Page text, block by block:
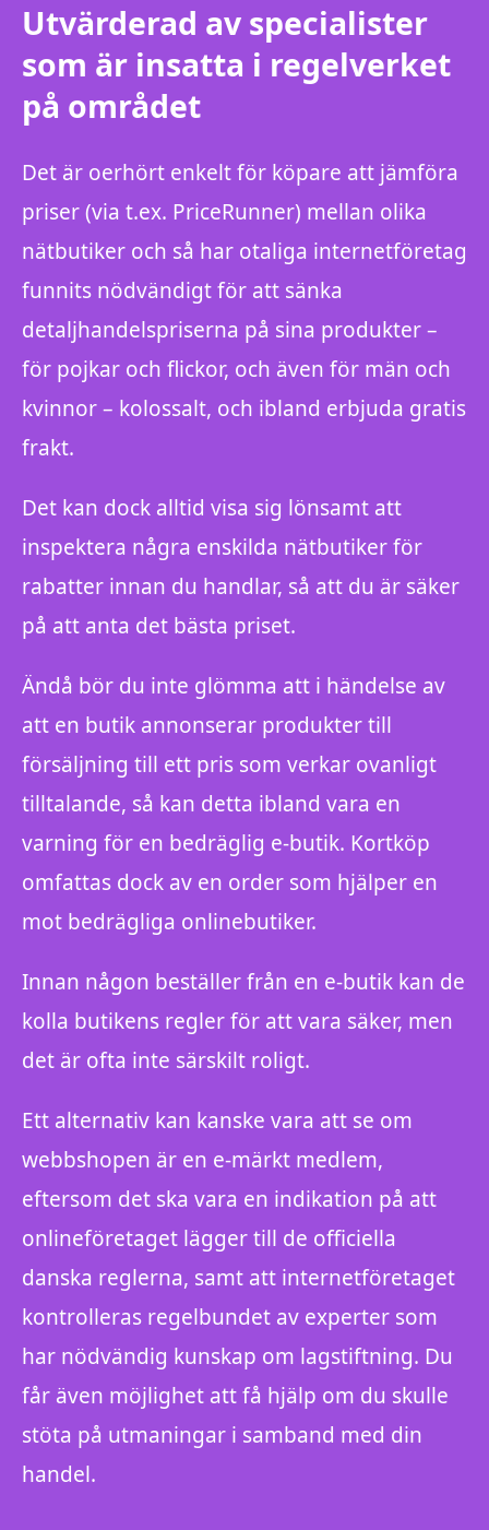
Utvärderad av specialister
som är insatta i regelverket
på området
Det är oerhört enkelt för köpare att jämföra
priser (via t.ex. PriceRunner) mellan olika
nätbutiker och så har otaliga internetföretag
funnits nödvändigt för att sänka
detaljhandelspriserna på sina produkter –
för pojkar och flickor, och även för män och
kvinnor – kolossalt, och ibland erbjuda gratis
frakt.
Det kan dock alltid visa sig lönsamt att
inspektera några enskilda nätbutiker för
rabatter innan du handlar, så att du är säker
på att anta det bästa priset.
Ändå bör du inte glömma att i händelse av
att en butik annonserar produkter till
försäljning till ett pris som verkar ovanligt
tilltalande, så kan detta ibland vara en
varning för en bedräglig e-butik. Kortköp
omfattas dock av en order som hjälper en
mot bedrägliga onlinebutiker.
Innan någon beställer från en e-butik kan de
kolla butikens regler för att vara säker, men
det är ofta inte särskilt roligt.
Ett alternativ kan kanske vara att se om
webbshopen är en e-märkt medlem,
eftersom det ska vara en indikation på att
onlineföretaget lägger till de officiella
danska reglerna, samt att internetföretaget
kontrolleras regelbundet av experter som
har nödvändig kunskap om lagstiftning. Du
får även möjlighet att få hjälp om du skulle
stöta på utmaningar i samband med din
handel.